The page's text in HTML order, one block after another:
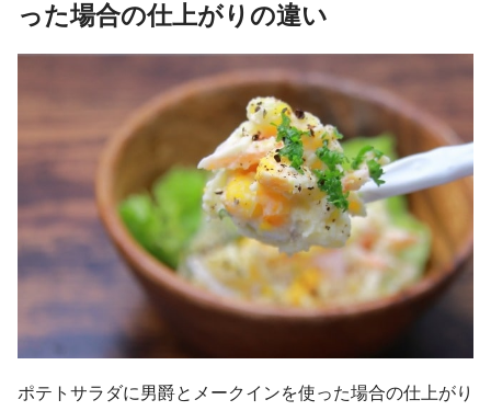
った場合の仕上がりの違い
ポテトサラダに男爵とメークインを使った場合の仕上がり